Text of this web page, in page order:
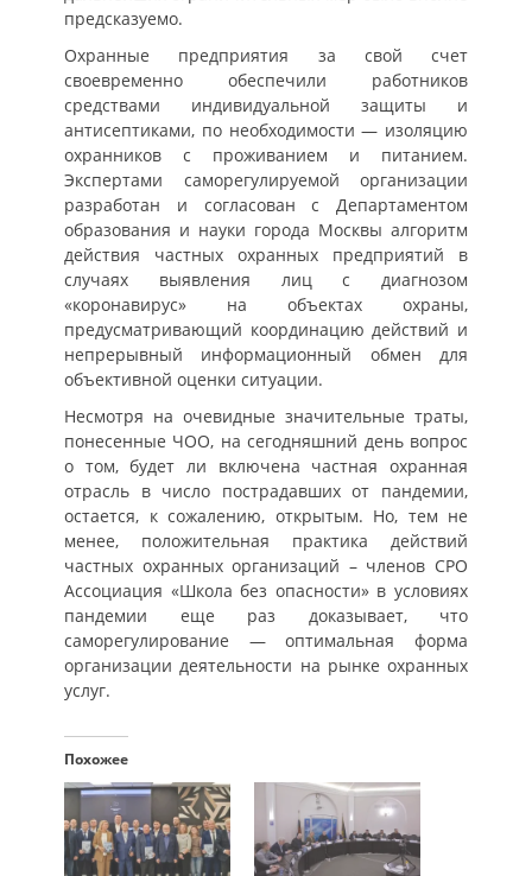
предсказуемо.
Охранные предприятия за свой счет
своевременно обеспечили работников
средствами индивидуальной защиты и
антисептиками, по необходимости — изоляцию
охранников с проживанием и питанием.
Экспертами саморегулируемой организации
разработан и согласован с Департаментом
образования и науки города Москвы алгоритм
действия частных охранных предприятий в
случаях выявления лиц с диагнозом
«коронавирус» на объектах охраны,
предусматривающий координацию действий и
непрерывный информационный обмен для
объективной оценки ситуации.
Несмотря на очевидные значительные траты,
понесенные ЧОО, на сегодняшний день вопрос
о том, будет ли включена частная охранная
отрасль в число пострадавших от пандемии,
остается, к сожалению, открытым. Но, тем не
менее, положительная практика действий
частных охранных организаций – членов СРО
Ассоциация «Школа без опасности» в условиях
пандемии еще раз доказывает, что
саморегулирование — оптимальная форма
организации деятельности на рынке охранных
услуг.
Похожее